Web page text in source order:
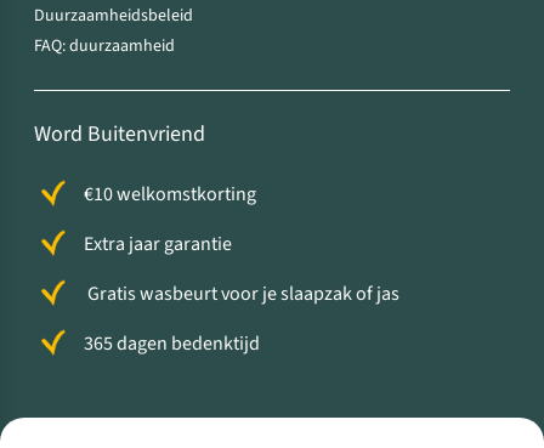
Duurzaamheidsbeleid
FAQ: duurzaamheid
Word Buitenvriend
€10 welkomstkorting
Extra jaar garantie
Gratis wasbeurt voor je slaapzak of jas
365 dagen bedenktijd